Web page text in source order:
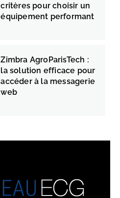
critères pour choisir un
équipement performant
Zimbra AgroParisTech :
la solution efficace pour
accéder à la messagerie
web